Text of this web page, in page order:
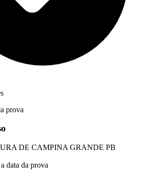
prova
DE CAMPINA GRANDE PB
data da prova